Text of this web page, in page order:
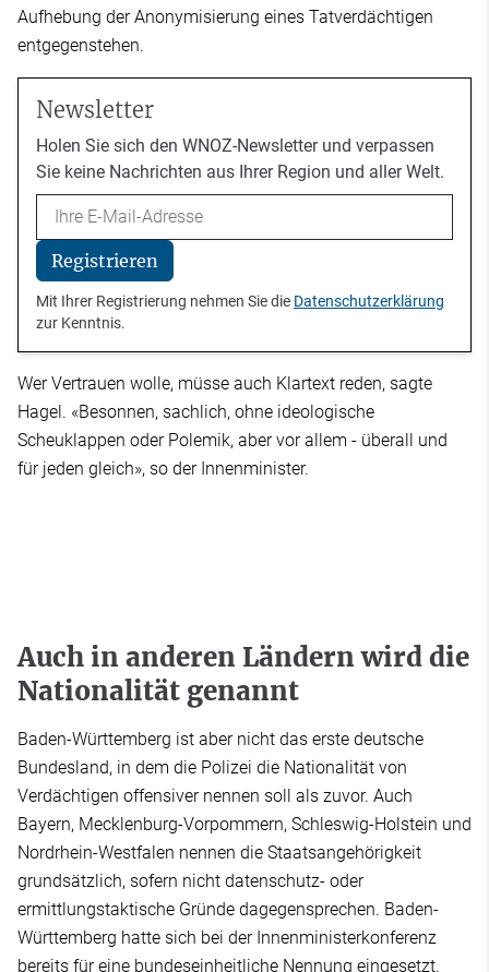
Aufhebung der Anonymisierung eines Tatverdächtigen
entgegenstehen.
Newsletter
Holen Sie sich den WNOZ-Newsletter und verpassen
Sie keine Nachrichten aus Ihrer Region und aller Welt.
Email
Registrieren
Mit Ihrer Registrierung nehmen Sie die Datenschutzerklärung
zur Kenntnis.
Wer Vertrauen wolle, müsse auch Klartext reden, sagte
Hagel. «Besonnen, sachlich, ohne ideologische
Scheuklappen oder Polemik, aber vor allem - überall und
für jeden gleich», so der Innenminister.
Auch in anderen Ländern wird die
Nationalität genannt
Baden-Württemberg ist aber nicht das erste deutsche
Bundesland, in dem die Polizei die Nationalität von
Verdächtigen offensiver nennen soll als zuvor. Auch
Bayern, Mecklenburg-Vorpommern, Schleswig-Holstein und
Nordrhein-Westfalen nennen die Staatsangehörigkeit
grundsätzlich, sofern nicht datenschutz- oder
ermittlungstaktische Gründe dagegensprechen. Baden-
Württemberg hatte sich bei der Innenministerkonferenz
bereits für eine bundeseinheitliche Nennung eingesetzt.